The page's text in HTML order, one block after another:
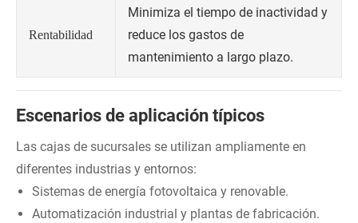
Rentabilidad
Minimiza el tiempo de inactividad y
reduce los gastos de
mantenimiento a largo plazo.
Escenarios de aplicación típicos
Las cajas de sucursales se utilizan ampliamente en
diferentes industrias y entornos:
Sistemas de energía fotovoltaica y renovable.
Automatización industrial y plantas de fabricación.